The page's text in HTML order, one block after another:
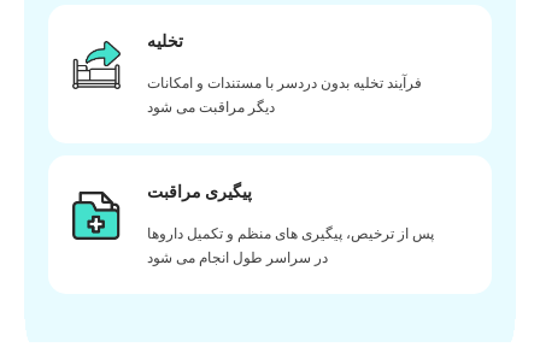
تخلیه
فرآیند تخلیه بدون دردسر با مستندات و امکانات
دیگر مراقبت می شود
پیگیری مراقبت
پس از ترخیص، پیگیری های منظم و تکمیل داروها
در سراسر طول انجام می شود